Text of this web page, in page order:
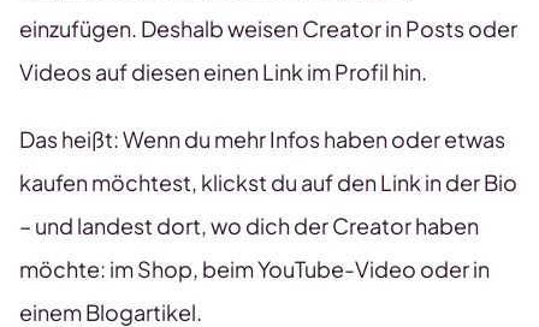
einzufügen. Deshalb weisen Creator in Posts oder
Videos auf diesen einen Link im Profil hin.
Das heißt: Wenn du mehr Infos haben oder etwas
kaufen möchtest, klickst du auf den Link in der Bio
– und landest dort, wo dich der Creator haben
möchte: im Shop, beim YouTube-Video oder in
einem Blogartikel.